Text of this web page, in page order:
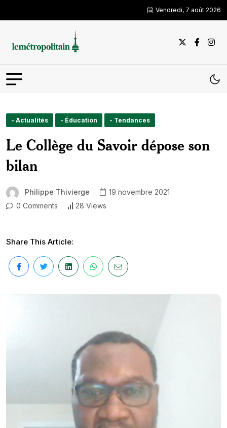
Vendredi, 7 août 2026
- Actualités - Éducation - Tendances
Le Collège du Savoir dépose son
bilan
Philippe Thivierge
19 novembre 2021
0 Comments
28 Views
Share This Article: